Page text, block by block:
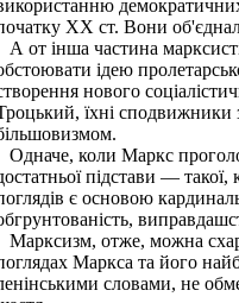
XX ст. Вони
А от інша частина
ідею
нового
їхні сподвижники
Одначе, коли Маркс
підстави —
є основою
Марксизм, отже, можна
Маркса та його
словами, не